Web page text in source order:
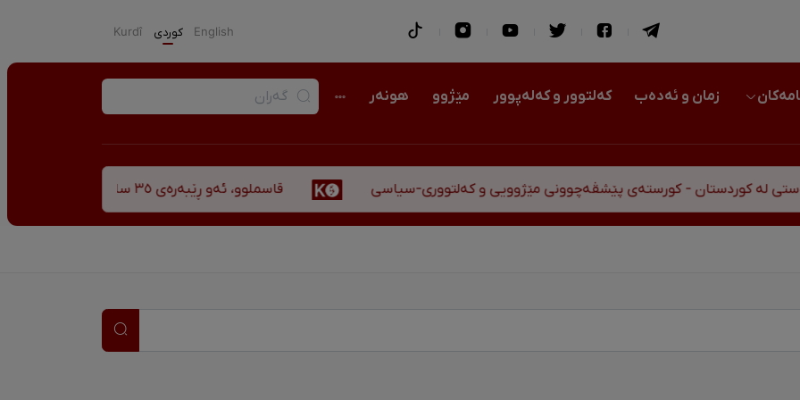
English كوردی Kurdî
زمان و ئەدەب کەلتوور و کەلەپوور مێژوو هونەر
پێشڤەچوونی مێژوویی و کەلتووری-سیاسی قاسملوو، ئەو ڕێبەرەی ٣٥ ساڵ پاش شەهید بوونیشی ڕێبازەکەی هەر زیندووە